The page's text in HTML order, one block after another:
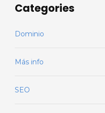
Categories
Dominio
Más info
SEO